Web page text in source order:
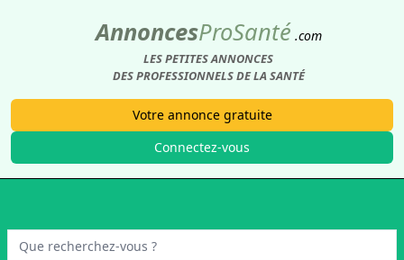
AnnoncesProSanté .com
LES PETITES ANNONCES
DES PROFESSIONNELS DE LA SANTÉ
Votre annonce gratuite
Connectez-vous